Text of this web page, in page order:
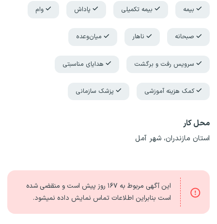
بیمه بیمه تکمیلی پاداش وام
صبحانه ناهار میان‌وعده
سرویس رفت و برگشت هدایای مناسبتی
کمک هزینه آموزشی پزشک سازمانی
محل کار
استان مازندران، شهر آمل
این آگهی مربوط به ۱۶۷ روز
پیش است و منقضی شده
است بنابراین اطلاعات تماس نمایش داده نمیشود.